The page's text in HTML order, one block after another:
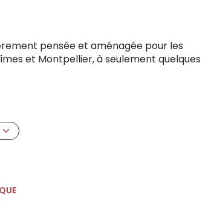
pensée et aménagée pour les
et Montpellier, à seulement quelques
a été pensé pour faciliter les